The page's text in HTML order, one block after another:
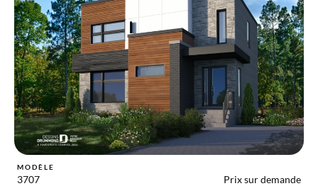
MODÈLE
3707 Prix sur demande